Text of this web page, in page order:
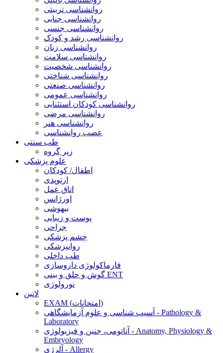
روانشناسی تربیتی
روانشناسی جنایی
روانشناسی جنسی
روانشناسی رشد و کودک
روانشناسی زنان
روانشناسی سلامت
روانشناسی شخصیت
روانشناسی شناختی
روانشناسی صنعتی
روانشناسی عمومی
روانشناسی کودکان استثنایی
روانشناسی مرضی
روانشناسی هنر
عصب روانشناسی
طب سنتی
زیر گروه
علوم پزشکی
اطفال/ کودکان
ارتوپدی
اتاق عمل
اورژانس
بیهوشی
پوست و زیبایی
جراحی
چشم پزشکی
روانپزشکی
طب داخلی
فارماکولوژی داروسازی
گوش و حلق و بینی ENT
نورولوژی
لاتین
EXAM (امتحانات)
آسیب شناسی و علوم آزمایشگاهی - Pathology &
Laboratory
آناتومی، جنین و فیزیولوژی - Anatomy, Physiology &
Embryology
آلرژی - Allergy